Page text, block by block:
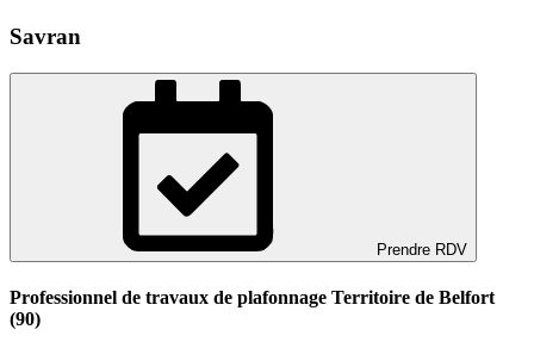
Savran
Prendre RDV
Professionnel de travaux de plafonnage Territoire de Belfort
(90)